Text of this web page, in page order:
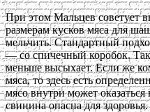
При этом Мальцев советует
размерам кусков мяса для
мельчить. Стандартный
— со спичечный коробок.
меньше высыхает. Если же
мяса, то здесь есть
мясо внутри может
свинина опасна для здоровья.